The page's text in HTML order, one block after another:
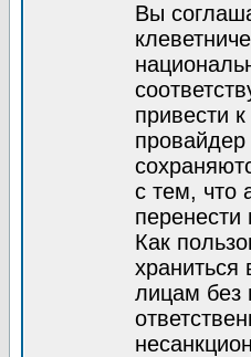
Вы
привести
провайдер
с тем, что
Как
храниться
лицам без